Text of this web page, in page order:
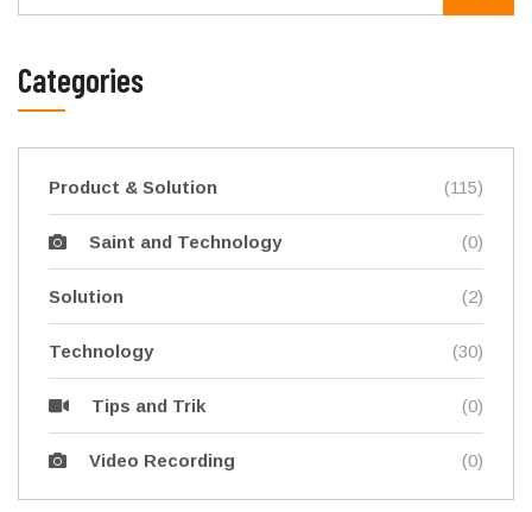
Categories
Product & Solution (115)
Saint and Technology (0)
Solution (2)
Technology (30)
Tips and Trik (0)
Video Recording (0)